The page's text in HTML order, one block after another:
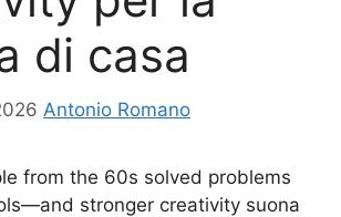
di casa
Antonio Romano
from the 60s solved problems
stronger creativity suona